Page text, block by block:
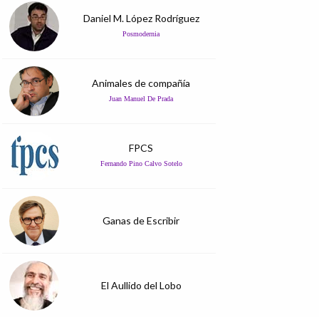
Daniel M. López Rodríguez
Posmodernia
Animales de compañía
Juan Manuel De Prada
FPCS
Fernando Pino Calvo Sotelo
Ganas de Escribir
El Aullido del Lobo